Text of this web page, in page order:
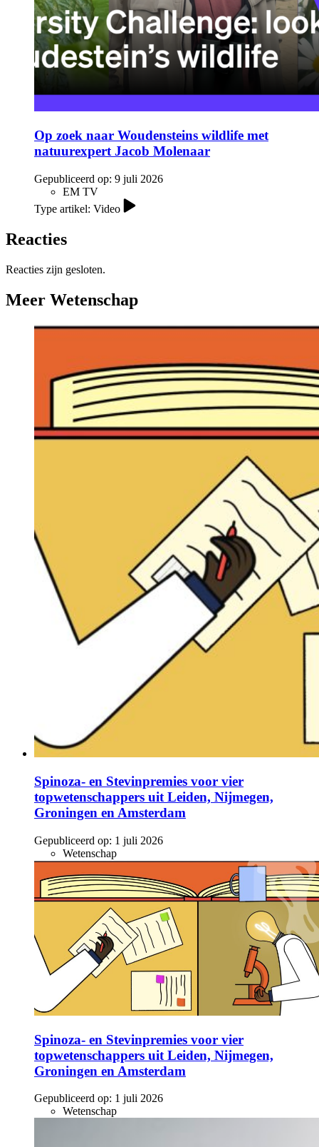
Op zoek naar Woudensteins wildlife met
natuurexpert Jacob Molenaar
Gepubliceerd op: 9 juli 2026
EM TV
Type artikel: Video
Reacties
Reacties zijn gesloten.
Meer Wetenschap
Spinoza- en Stevinpremies voor vier
topwetenschappers uit Leiden, Nijmegen,
Groningen en Amsterdam
Gepubliceerd op: 1 juli 2026
Wetenschap
Spinoza- en Stevinpremies voor vier
topwetenschappers uit Leiden, Nijmegen,
Groningen en Amsterdam
Gepubliceerd op: 1 juli 2026
Wetenschap